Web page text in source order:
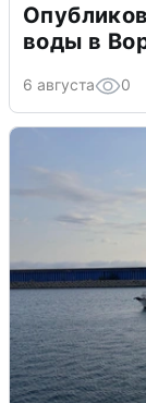
воды в
6 августа 0